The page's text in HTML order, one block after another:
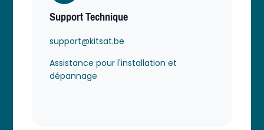
Support Technique
support@kitsat.be
Assistance pour l'installation et
dépannage